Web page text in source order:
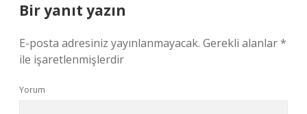
Bir yanıt yazın
E-posta adresiniz yayınlanmayacak. Gerekli alanlar*
ile işaretlenmişlerdir
Yorum